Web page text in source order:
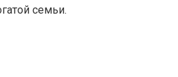
семьи.